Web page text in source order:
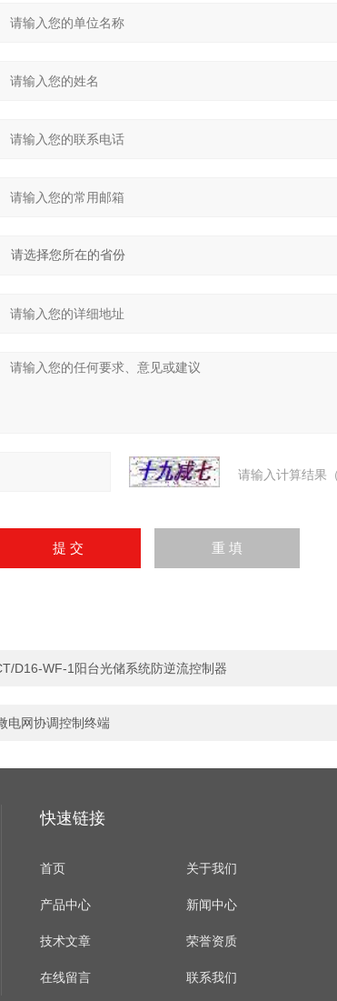
请输入计算结果
D16-WF-1阳台光储系统防逆流控制器
电网协调控制终端
快速链接
首页 关于我们
产品中心 新闻中心
技术文章 荣誉资质
在线留言 联系我们